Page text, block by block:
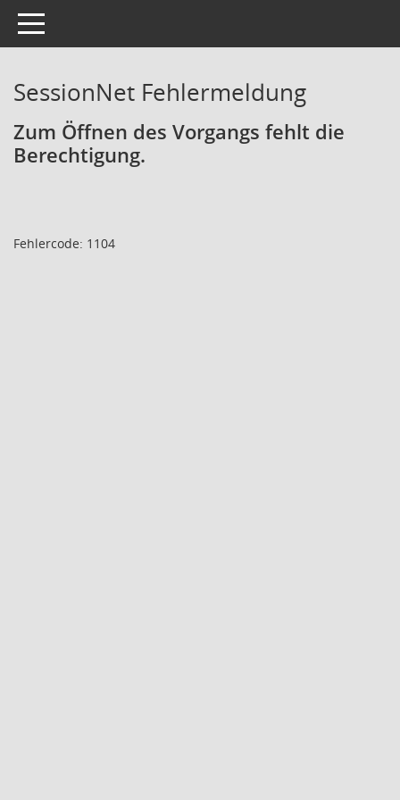
Toggle navigation
SessionNet Fehlermeldung
Zum Öffnen des Vorgangs fehlt die
Berechtigung.
Fehlercode: 1104